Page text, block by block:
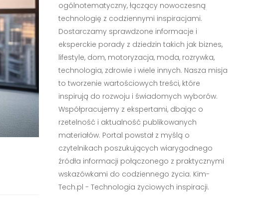
ogólnotematyczny, łączący nowoczesną
technologię z codziennymi inspiracjami.
Dostarczamy sprawdzone informacje i
eksperckie porady z dziedzin takich jak biznes,
lifestyle, dom, motoryzacja, moda, rozrywka,
technologia, zdrowie i wiele innych. Nasza misja
to tworzenie wartościowych treści, które
inspirują do rozwoju i świadomych wyborów.
Współpracujemy z ekspertami, dbając o
rzetelność i aktualność publikowanych
materiałów. Portal powstał z myślą o
czytelnikach poszukujących wiarygodnego
źródła informacji połączonego z praktycznymi
wskazówkami do codziennego życia. Kim-
Tech.pl - Technologia życiowych inspiracji.